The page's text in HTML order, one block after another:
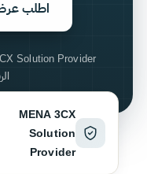
اطلب
Solution Provider
MENA 3CX
Solution
Provider